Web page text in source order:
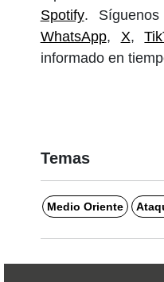
Spotify.
WhatsApp, X,
informado en
Temas
Medio Oriente